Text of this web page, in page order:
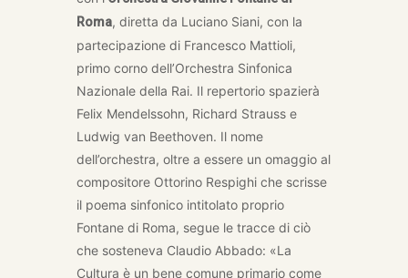
Roma, diretta da Luciano Siani, con la
partecipazione di Francesco Mattioli,
primo corno dell’Orchestra Sinfonica
Nazionale della Rai. Il repertorio spazierà
Felix Mendelssohn, Richard Strauss e
Ludwig van Beethoven. Il nome
dell’orchestra, oltre a essere un omaggio al
compositore Ottorino Respighi che scrisse
il poema sinfonico intitolato proprio
Fontane di Roma, segue le tracce di ciò
che sosteneva Claudio Abbado: «La
Cultura è un bene comune primario come